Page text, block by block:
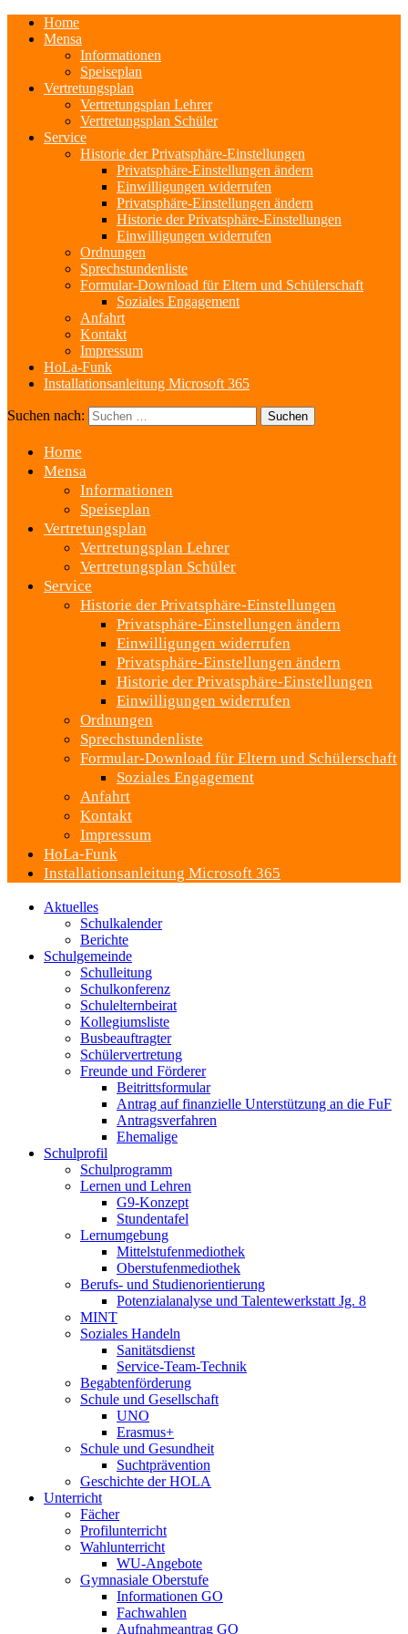
Home
Mensa
Informationen
Speiseplan
Vertretungsplan
Vertretungsplan Lehrer
Vertretungsplan Schüler
Service
Historie der Privatsphäre-Einstellungen
Privatsphäre-Einstellungen ändern
Einwilligungen widerrufen
Privatsphäre-Einstellungen ändern
Historie der Privatsphäre-Einstellungen
Einwilligungen widerrufen
Ordnungen
Sprechstundenliste
Formular-Download für Eltern und Schülerschaft
Soziales Engagement
Anfahrt
Kontakt
Impressum
HoLa-Funk
Installationsanleitung Microsoft 365
Suchen nach:
Home
Mensa
Informationen
Speiseplan
Vertretungsplan
Vertretungsplan Lehrer
Vertretungsplan Schüler
Service
Historie der Privatsphäre-Einstellungen
Privatsphäre-Einstellungen ändern
Einwilligungen widerrufen
Privatsphäre-Einstellungen ändern
Historie der Privatsphäre-Einstellungen
Einwilligungen widerrufen
Ordnungen
Sprechstundenliste
Formular-Download für Eltern und Schülerschaft
Soziales Engagement
Anfahrt
Kontakt
Impressum
HoLa-Funk
Installationsanleitung Microsoft 365
Aktuelles
Schulkalender
Berichte
Schulgemeinde
Schulleitung
Schulkonferenz
Schulelternbeirat
Kollegiumsliste
Busbeauftragter
Schülervertretung
Freunde und Förderer
Beitrittsformular
Antrag auf finanzielle Unterstützung an die FuF
Antragsverfahren
Ehemalige
Schulprofil
Schulprogramm
Lernen und Lehren
G9-Konzept
Stundentafel
Lernumgebung
Mittelstufenmediothek
Oberstufenmediothek
Berufs- und Studienorientierung
Potenzialanalyse und Talentewerkstatt Jg. 8
MINT
Soziales Handeln
Sanitätsdienst
Service-Team-Technik
Begabtenförderung
Schule und Gesellschaft
UNO
Erasmus+
Schule und Gesundheit
Suchtprävention
Geschichte der HOLA
Unterricht
Fächer
Profilunterricht
Wahlunterricht
WU-Angebote
Gymnasiale Oberstufe
Informationen GO
Fachwahlen
Aufnahmeantrag GO